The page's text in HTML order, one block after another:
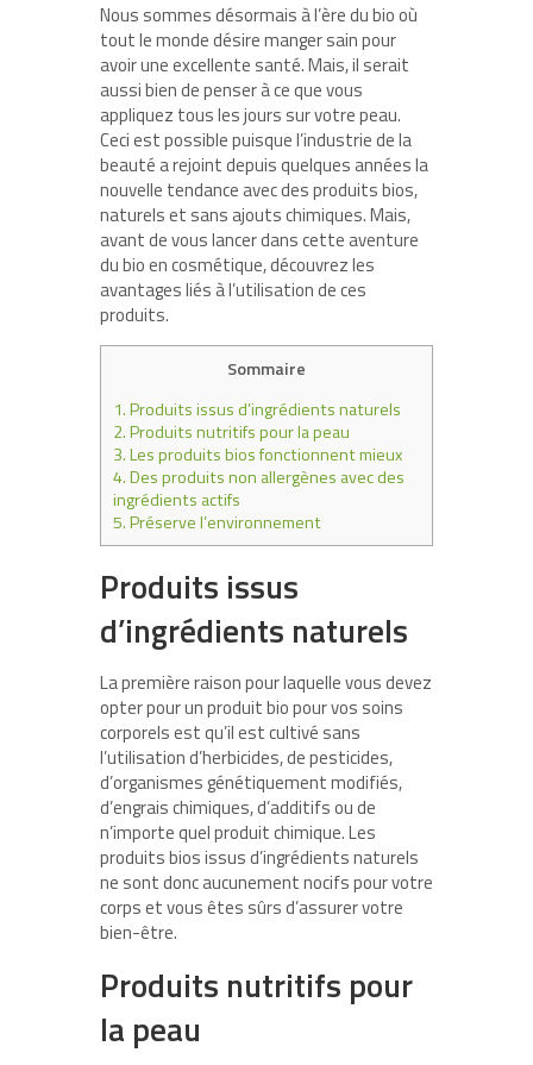
Nous sommes désormais à l’ère du bio où
tout le monde désire manger sain pour
avoir une excellente santé. Mais, il serait
aussi bien de penser à ce que vous
appliquez tous les jours sur votre peau.
Ceci est possible puisque l’industrie de la
beauté a rejoint depuis quelques années la
nouvelle tendance avec des produits bios,
naturels et sans ajouts chimiques. Mais,
avant de vous lancer dans cette aventure
du bio en cosmétique, découvrez les
avantages liés à l’utilisation de ces
produits.
Sommaire
1.Produits issus d’ingrédients naturels
2.Produits nutritifs pour la peau
3.Les produits bios fonctionnent mieux
4.Des produits non allergènes avec des
ingrédients actifs
5.Préserve l’environnement
Produits issus
d’ingrédients naturels
La première raison pour laquelle vous devez
opter pour un produit bio pour vos soins
corporels est qu’il est cultivé sans
l’utilisation d’herbicides, de pesticides,
d’organismes génétiquement modifiés,
d’engrais chimiques, d’additifs ou de
n’importe quel produit chimique. Les
produits bios issus d’ingrédients naturels
ne sont donc aucunement nocifs pour votre
corps et vous êtes sûrs d’assurer votre
bien-être.
Produits nutritifs pour
la peau